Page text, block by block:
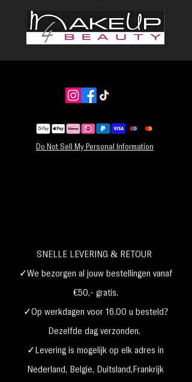
Do Not Sell My Personal Information
SNELLE LEVERING & RETOUR
✓We bezorgen al jouw bestellingen vanaf
€50,- gratis.
✓Op werkdagen voor 16.00 u besteld?
Dezelfde dag verzonden.
✓Levering is mogelijk op elk adres in
Nederland, België, Duitsland,Frankrijk